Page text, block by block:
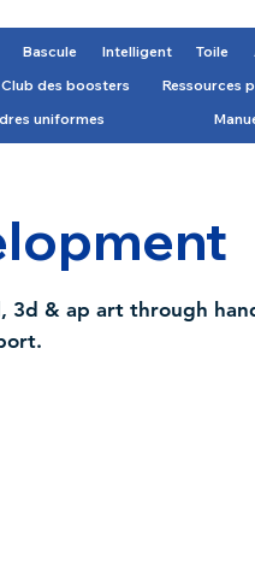
Toile
Intelligent
Bascule
Ressources
Club des boosters
uniformes
& ap art through